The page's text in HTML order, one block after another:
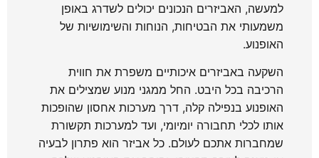
למעשה, האביזרים הנכונים יכולים לשדרג באופן
משמעותי את הבטיחות, הנוחות והשימושיות של
האופנוע.
השקעה באביזרים איכותיים משפרת את חווית
הרכיבה בכל היבט. החל ממגני מנוע שמצילים את
האופנוע בנפילה קלה, דרך מערכות אחסון שהופכות
אותו לכלי תחבורה יומיומי, ועד למערכות תקשורת
שמחברות אתכם לעולם. כל אביזר הוא פתרון לבעיה